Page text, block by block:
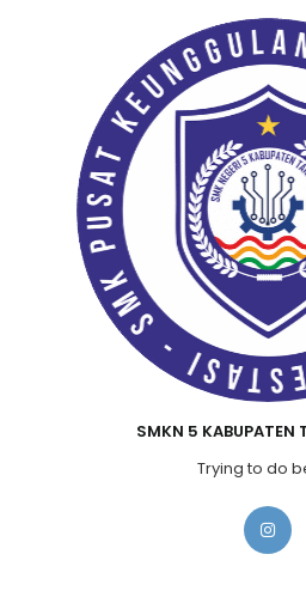
SMKN 5 KABUPATEN
Trying to do